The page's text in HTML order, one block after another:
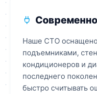
Наше СТО
подъемниками,
кондиционеров и
последнего
быстро считывать